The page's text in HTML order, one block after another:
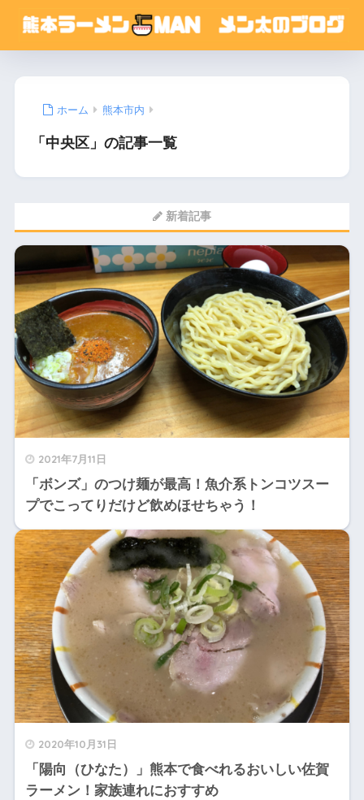
ホーム 熊本市内
「中央区」の記事一覧
新着記事
2021年7月11日
「ボンズ」のつけ麺が最高！魚介系トンコツスー
プでこってりだけど飲めほせちゃう！
2020年10月31日
「陽向（ひなた）」熊本で食べれるおいしい佐賀
ラーメン！家族連れにおすすめ